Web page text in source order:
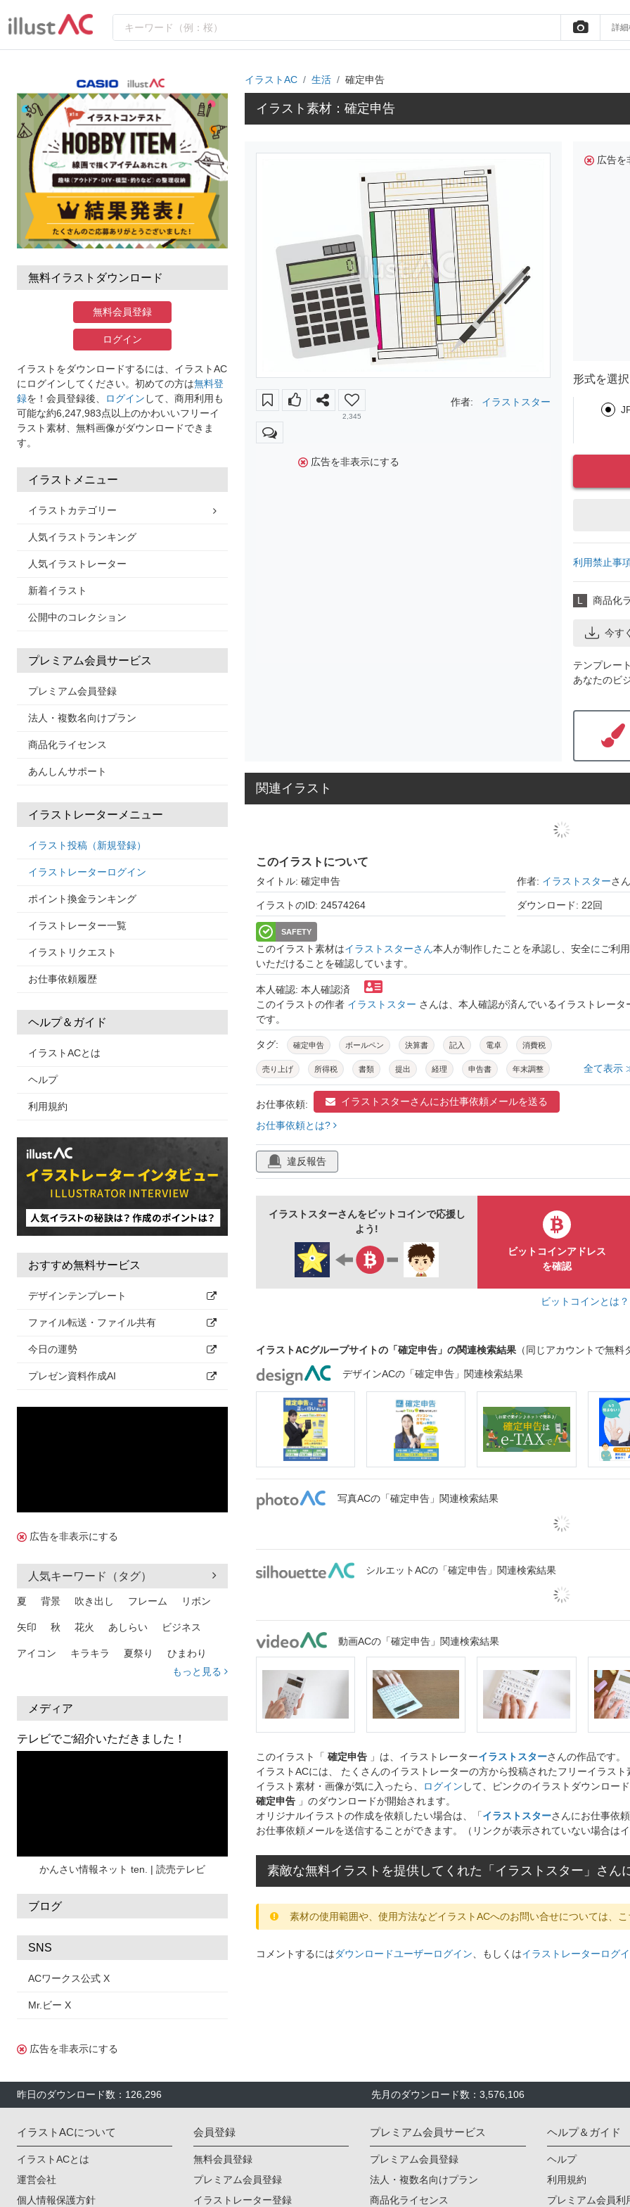
詳細
無料イラストダウンロード
無料会員登録
ログイン
イラストをダウンロードするには、イラストAC
にログインしてください。初めての方は無料登
録を！会員登録後、 ログイン して、商用利用も
可能な約6,247,983点以上のかわいいフリーイ
ラスト素材、無料画像がダウンロードできま
す。
イラストメニュー
イラストカテゴリー
人気イラストランキング
人気イラストレーター
新着イラスト
公開中のコレクション
プレミアム会員サービス
プレミアム会員登録
法人・複数名向けプラン
商品化ライセンス
あんしんサポート
イラストレーターメニュー
イラスト投稿（新規登録）
イラストレーターログイン
ポイント換金ランキング
イラストレーター一覧
イラストリクエスト
お仕事依頼履歴
ヘルプ＆ガイド
イラストACとは
ヘルプ
利用規約
おすすめ無料サービス
デザインテンプレート
ファイル転送・ファイル共有
今日の運勢
プレゼン資料作成AI
広告を非表示にする
人気キーワード（タグ）
夏 背景 吹き出し フレーム リボン
矢印 秋 花火 あしらい ビジネス
アイコン キラキラ 夏祭り ひまわり
熱中症
人物 暑中見舞い
日本地図 海
もっと見る
メディア
テレビでご紹介いただきました！
かんさい情報ネット ten. | 読売テレビ
ブログ
SNS
ACワークス公式 X
Mr.ビー X
広告を非表示にする
イラストAC 生活 確定申告
イラスト素材：確定申告
2,345
作者: イラストスター
広告を非表示にする
広告を
形式を選
利用禁止事
L 商品化
今す
テンプレー
あなたのビ
関連イラスト
このイラストについて
タイトル: 確定申告 作者: イラストスターさん
イラストのID: 24574264 ダウンロード: 22回
SAFETY
このイラスト素材はイラストスターさん本人が制作したことを承認し、安全にご利用
いただけることを確認しています。
本人確認: 本人確認済
このイラストの作者 イラストスター さんは、本人確認が済んでいるイラストレータ
です。
タグ: 確定申告 ボールペン 決算書 記入 電卓 消費税
売り上げ 所得税 書類 提出 経理 申告書 年末調整
計算 納税 青色申告
全て表示
お仕事依頼: イラストスターさんにお仕事依頼メールを送る
お仕事依頼とは?
違反報告
イラストスターさんをビットコインで応援し
よう!
ビットコインアドレス
を確認
ビットコインとは
イラストACグループサイトの「確定申告」の関連検索結果 （同じアカウントで無
デザインACの「確定申告」関連検索結果
写真ACの「確定申告」関連検索結果
シルエットACの「確定申告」関連検索結果
動画ACの「確定申告」関連検索結果
このイラスト「 確定申告 」は、イラストレーターイラストスターさんの作品です。
イラストACには、 たくさんのイラストレーターの方から投稿されたフリーイラス
イラスト素材・画像が気に入ったら、
ログイン して、ピンクのイラストダウンロー
確定申告 」のダウンロードが開始されます。
オリジナルイラストの作成を依頼したい場合は、「イラストスターさんにお仕事依
お仕事依頼メールを送信することができます。（リンクが表示されていない場合は
素敵な無料イラストを提供してくれた「イラストスター」さん
素材の使用範囲や、使用方法などイラストACへのお問い合せについては、
コメントするにはダウンロードユーザーログイン 、もしくはイラストレーターログ
昨日のダウンロード数：126,296 先月のダウンロード数：3,576,106
イラストACについて
イラストACとは
運営会社
個人情報保護方針
会員登録
無料会員登録
プレミアム会員登録
イラストレーター登録
プレミアム会員サービス
プレミアム会員登録
法人・複数名向けプラン
商品化ライセンス
ヘルプ＆ガイド
ヘルプ
利用規約
プレミアム会員利